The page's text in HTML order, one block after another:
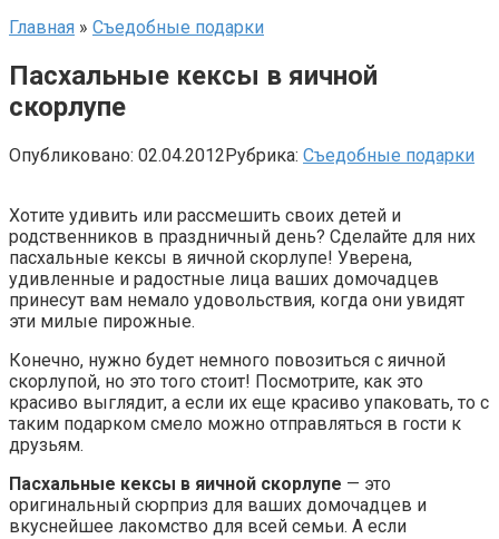
Главная » Съедобные подарки
Пасхальные кексы в яичной
скорлупе
Опубликовано: 02.04.2012Рубрика: Съедобные подарки
Хотите удивить или рассмешить своих детей и
родственников в праздничный день? Сделайте для них
пасхальные кексы в яичной скорлупе! Уверена,
удивленные и радостные лица ваших домочадцев
принесут вам немало удовольствия, когда они увидят
эти милые пирожные.
Конечно, нужно будет немного повозиться с яичной
скорлупой, но это того стоит! Посмотрите, как это
красиво выглядит, а если их еще красиво упаковать, то с
таким подарком смело можно отправляться в гости к
друзьям.
Пасхальные кексы в яичной скорлупе — это
оригинальный сюрприз для ваших домочадцев и
вкуснейшее лакомство для всей семьи. А если